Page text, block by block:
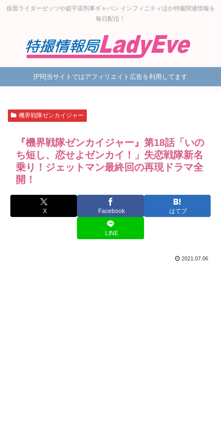
仮面ライダーゼッツや超宇宙刑事ギャバン インフィニティほか特撮関連情報を
毎日配信！
[PR]当サイトではアフィリエイト広告を利用してます
機界戦隊ゼンカイジャー
『機界戦隊ゼンカイジャー』第18話「いの
ち短し、恋せよゼンカイ！」失恋戦隊新名
乗り！ジェットマン最終回の再現ドラマ全
開！
X Facebook はてブ
LINE
2021.07.06